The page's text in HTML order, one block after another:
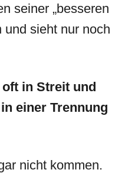
seiner „besseren
und sieht nur noch
in Streit und
einer Trennung
nicht kommen.